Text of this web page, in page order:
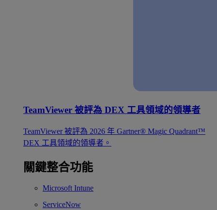
TeamViewer 被評為 DEX 工具領域的領導者
TeamViewer 被評為 2026 年 Gartner® Magic Quadrant™
DEX 工具領域的領導者。
關鍵整合功能
Microsoft Intune
ServiceNow